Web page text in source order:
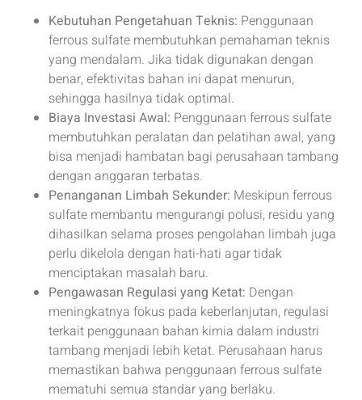
Kebutuhan Pengetahuan Teknis: Penggunaan
ferrous sulfate membutuhkan pemahaman teknis
yang mendalam. Jika tidak digunakan dengan
benar, efektivitas bahan ini dapat menurun,
sehingga hasilnya tidak optimal.
Biaya Investasi Awal: Penggunaan ferrous sulfate
membutuhkan peralatan dan pelatihan awal, yang
bisa menjadi hambatan bagi perusahaan tambang
dengan anggaran terbatas.
Penanganan Limbah Sekunder: Meskipun ferrous
sulfate membantu mengurangi polusi, residu yang
dihasilkan selama proses pengolahan limbah juga
perlu dikelola dengan hati-hati agar tidak
menciptakan masalah baru.
Pengawasan Regulasi yang Ketat: Dengan
meningkatnya fokus pada keberlanjutan, regulasi
terkait penggunaan bahan kimia dalam industri
tambang menjadi lebih ketat. Perusahaan harus
memastikan bahwa penggunaan ferrous sulfate
mematuhi semua standar yang berlaku.